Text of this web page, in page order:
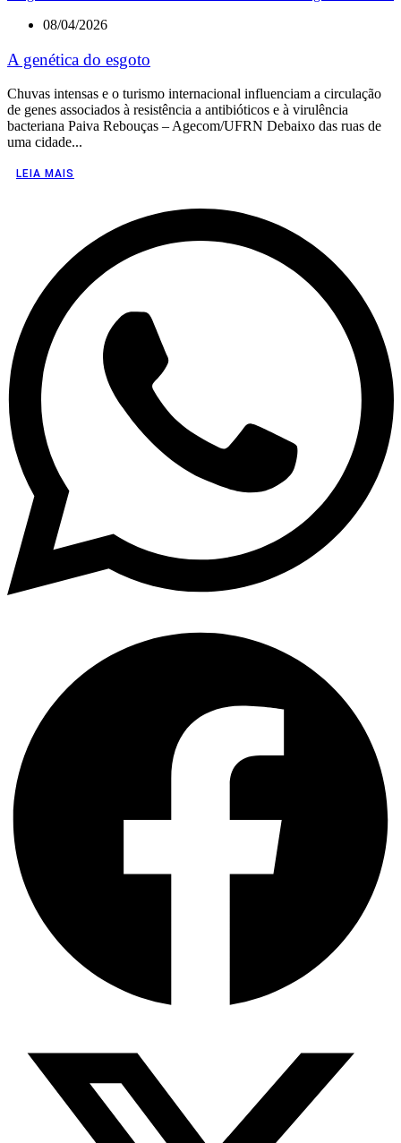
08/04/2026
A genética do esgoto
Chuvas intensas e o turismo internacional influenciam a circulação
de genes associados à resistência a antibióticos e à virulência
bacteriana Paiva Rebouças – Agecom/UFRN Debaixo das ruas de
uma cidade...
LEIA MAIS